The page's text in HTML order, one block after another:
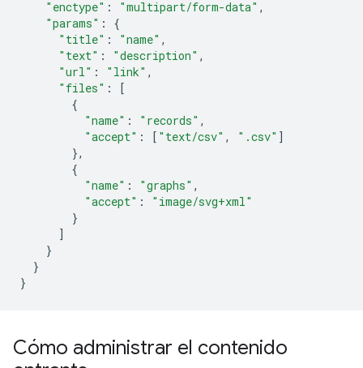
"enctype" : "multipart/form-data" ,
"params" :
{
"title" : "name" ,
"text" : "description" ,
"url" : "link" ,
"files" :
[
{
"name" : "records" ,
"accept" : [ "text/csv" , ".csv" ]
},
{
"name" : "graphs" ,
"accept" :
"image/svg+xml"
}
]
}
}
}
Cómo administrar el contenido